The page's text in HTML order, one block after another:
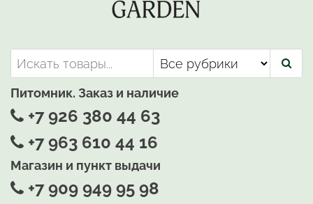
Bozin-Garden | Садовый центр
Садовый центр, Растения
для вашего сада
Питомник. Заказ и наличие
+7 926 380 44 63
+7 963 610 44 16
Магазин и пункт выдачи
+7 909 949 95 98